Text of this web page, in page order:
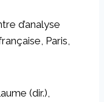
d’analyse
Paris,
(dir.),